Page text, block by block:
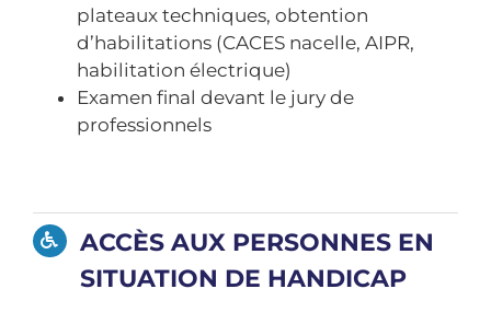
plateaux techniques, obtention
d’habilitations (CACES nacelle, AIPR,
habilitation électrique)
Examen final devant le jury de
professionnels
ACCÈS AUX PERSONNES EN
SITUATION DE HANDICAP